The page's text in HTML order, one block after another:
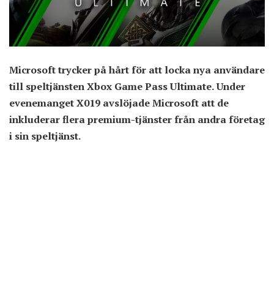
Microsoft trycker på hårt för att locka nya användare
till speltjänsten Xbox Game Pass Ultimate. Under
evenemanget X019 avslöjade Microsoft att de
inkluderar flera premium-tjänster från andra företag
i sin speltjänst.